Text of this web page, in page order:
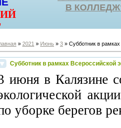
В
» 2021 » Июнь » 3 » Субботник в
Субботник в рамках Всероссийской
июня в Калязине
уборке берегов